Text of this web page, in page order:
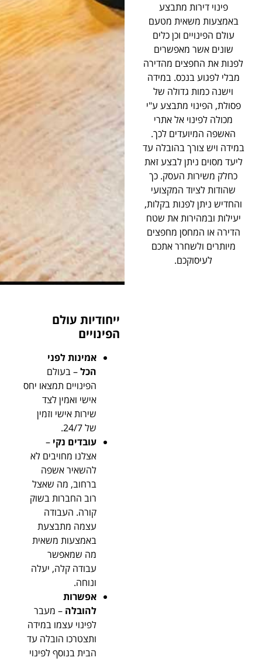
פינוי דירות מתבצע
באמצעות משאית מטעם
עולם הפינויים וכן כלים
שונים אשר מאפשרים
לפנות את החפצים מהדירה
מבלי לפגוע בנכס. במידה
וישנה כמות גדולה של
פסולת, הפינוי מתבצע ע"י
מכולה לפינוי אל אתרי
האשפה המיועדים לכך.
במידה ויש צורך בהובלה עד
ליעד מסוים ניתן לבצע זאת
כחלק משירות העסק. כך
שהודות לציוד המקצועי
והחדיש ניתן לפנות בקלות,
יעילות ובמהירות את שטח
הדירה או המחסן מחפצים
מיותרים ולשחרר אתכם
לעיסוקכם.
ייחודיות עולם
הפינויים
אמינות לפני
הכל– בעולם
הפינויים תמצאו יחס
אישי ואמין לצד
שירות אישי וזמין
של 24/7.
עובדים נקי –
אצלנו מחויבים לא
להשאיר אשפה
ברחוב, מה שאצל
רוב החברות בשוק
קורה. העבודה
עצמה מתבצעת
באמצעות משאית
מה שמאפשר
עבודה קלה, יעלה
ונוחה.
אפשרות
להובלה – מעבר
לפינוי עצמו במידה
ותצטרכו הובלה עד
הבית בנוסף לפינוי